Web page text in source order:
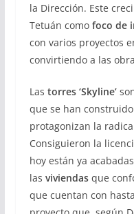
la Dirección. Este
Tetuán como foco de
con varios proyectos
convirtiendo a las
Las torres ‘Skyline’
que se han
protagonizan la
Consiguieron la
hoy están ya
las viviendasque
que cuentan con